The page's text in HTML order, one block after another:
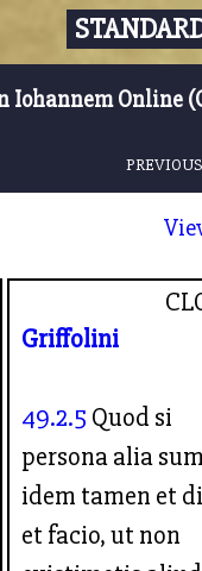
Iohannem Online
Griffolini
49.2.5 Quod si
persona alia
idem tamen et
et facio, ut non